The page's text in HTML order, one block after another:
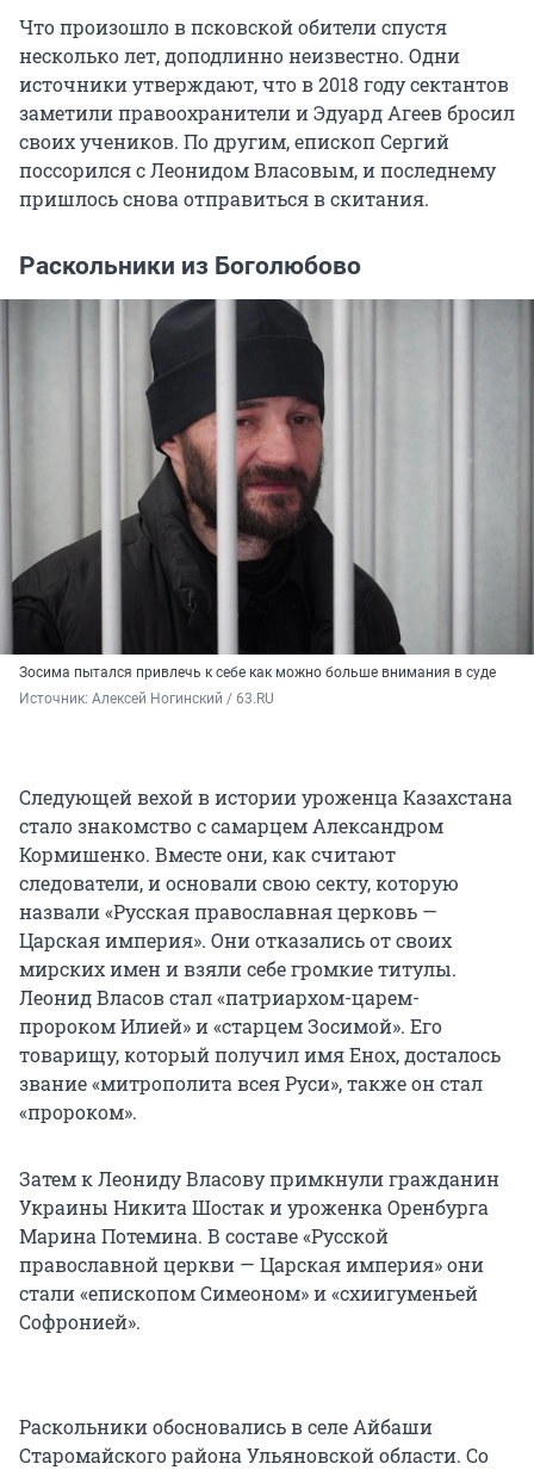
Что произошло в псковской обители спустя
несколько лет, доподлинно неизвестно. Одни
источники утверждают, что в 2018 году сектантов
заметили правоохранители и Эдуард Агеев бросил
своих учеников. По другим, епископ Сергий
поссорился с Леонидом Власовым, и последнему
пришлось снова отправиться в скитания.
Раскольники из Боголюбово
Зосима пытался привлечь к себе как можно больше внимания в суде
Источник: Алексей Ногинский / 63.RU
Следующей вехой в истории уроженца Казахстана
стало знакомство с самарцем Александром
Кормишенко. Вместе они, как считают
следователи, и основали свою секту, которую
назвали «Русская православная церковь —
Царская империя». Они отказались от своих
мирских имен и взяли себе громкие титулы.
Леонид Власов стал «патриархом-царем-
пророком Илией» и «старцем Зосимой». Его
товарищу, который получил имя Енох, досталось
звание «митрополита всея Руси», также он стал
«пророком».
Затем к Леониду Власову примкнули гражданин
Украины Никита Шостак и уроженка Оренбурга
Марина Потемина. В составе «Русской
православной церкви — Царская империя» они
стали «епископом Симеоном» и «схиигуменьей
Софронией».
Раскольники обосновались в селе Айбаши
Старомайского района Ульяновской области. Со